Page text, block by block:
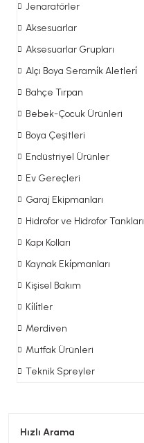
Jenaratörler
Aksesuarlar
Aksesuarlar Grupları
Alçı Boya Serami̇k Aletleri̇
Bahçe Tırpan
Bebek-Çocuk Ürünleri
Boya Çeşitleri
Endüstriyel Ürünler
Ev Gereçleri
Garaj Ekipmanları
Hidrofor ve Hidrofor Tankları
Kapı Kolları
Kaynak Eki̇pmanları
Kişisel Bakım
Ki̇li̇tler
Merdiven
Mutfak Ürünleri
Teknik Spreyler
Hızlı Arama